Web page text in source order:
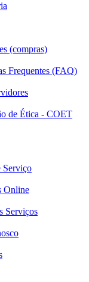
(compras)
Frequentes (FAQ)
de Ética - COET
Serviço
Online
Serviços